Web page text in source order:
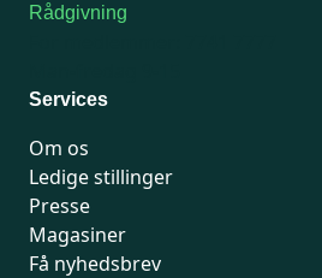
Rådgivning
Services
Om os
Ledige stillinger
Presse
Magasiner
Få nyhedsbrev